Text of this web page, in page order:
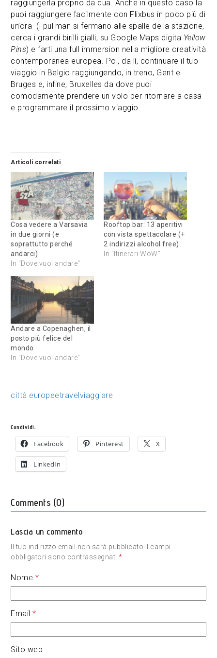
raggiungerla proprio da qua. Anche in questo caso la
puoi raggiungere facilmente con Flixbus in poco più di
un’ora (i pullman si fermano alle spalle della stazione,
cerca i grandi birilli gialli, su Google Maps digita Yellow
Pins) e farti una full immersion nella migliore creatività
contemporanea europea. Poi, da lì, continuare il tuo
viaggio in Belgio raggiungendo, in treno, Gent e
Bruges e, infine, Bruxelles da dove puoi
comodamente prendere un volo per ritornare a casa
e programmare il prossimo viaggio.
Articoli correlati
Cosa vedere a Varsavia
in due giorni (e
soprattutto perché
andarci)
In "Dove vuoi andare"
Rooftop bar: 13 aperitivi
con vista spettacolare (+
2 indirizzi alcohol free)
In "Itinerari WoW"
Andare a Copenaghen, il
posto più felice del
mondo
In "Dove vuoi andare"
città europeetravelviaggiare
Condividi:
Facebook Pinterest X
LinkedIn
Comments (0)
Lascia un commento
Il tuo indirizzo email non sarà pubblicato.
I campi
obbligatori sono contrassegnati*
Nome *
Email*
Sito web